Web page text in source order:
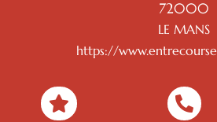
72000
LE MANS
https://
 